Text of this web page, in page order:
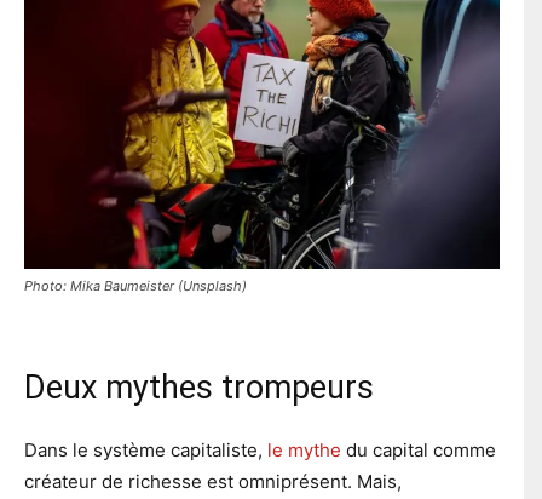
Photo: Mika Baumeister (Unsplash)
Deux mythes trompeurs
Dans le système capitaliste, le mythe du capital comme
créateur de richesse est omniprésent. Mais,